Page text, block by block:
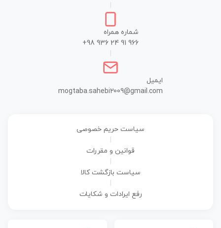
شماره همراه
+98 936 24 91 966
ایمیل
mogtaba.sahebi2009@gmail.com
سیاست حریم خصوصی
قوانین و مقررات
سیاست بازگشت کالا
رفع ایرادات و شکایات